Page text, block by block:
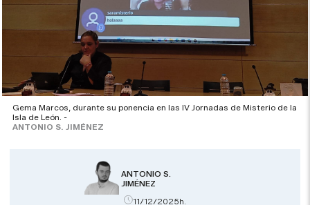
Gema Marcos, durante su ponencia en las IV Jornadas de Misterio de la
Isla de León. -
ANTONIO S. JIMÉNEZ
ANTONIO S.
JIMÉNEZ
11/12/2025h.